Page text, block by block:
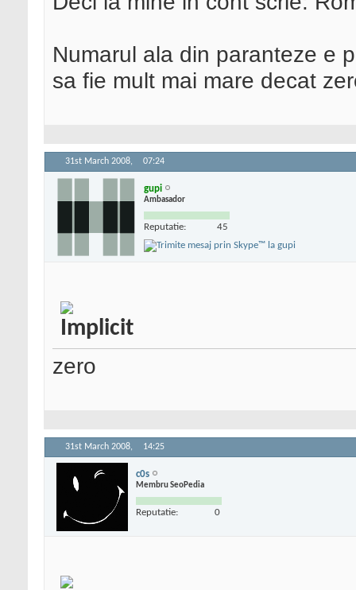
Numarul ala din paranteze e
sa fie mult mai mare decat
31st March 2008, 07:24
gupi
Ambasador
Reputatie: 45
zero
31st March 2008, 14:25
c0s
Membru SeoPedia
Reputatie: 0